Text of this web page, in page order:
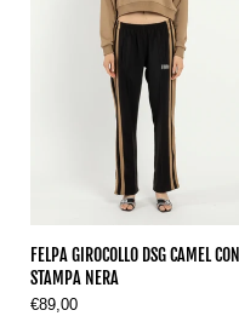
FELPA GIROCOLLO DSG CAMEL CON
STAMPA NERA
€89,00